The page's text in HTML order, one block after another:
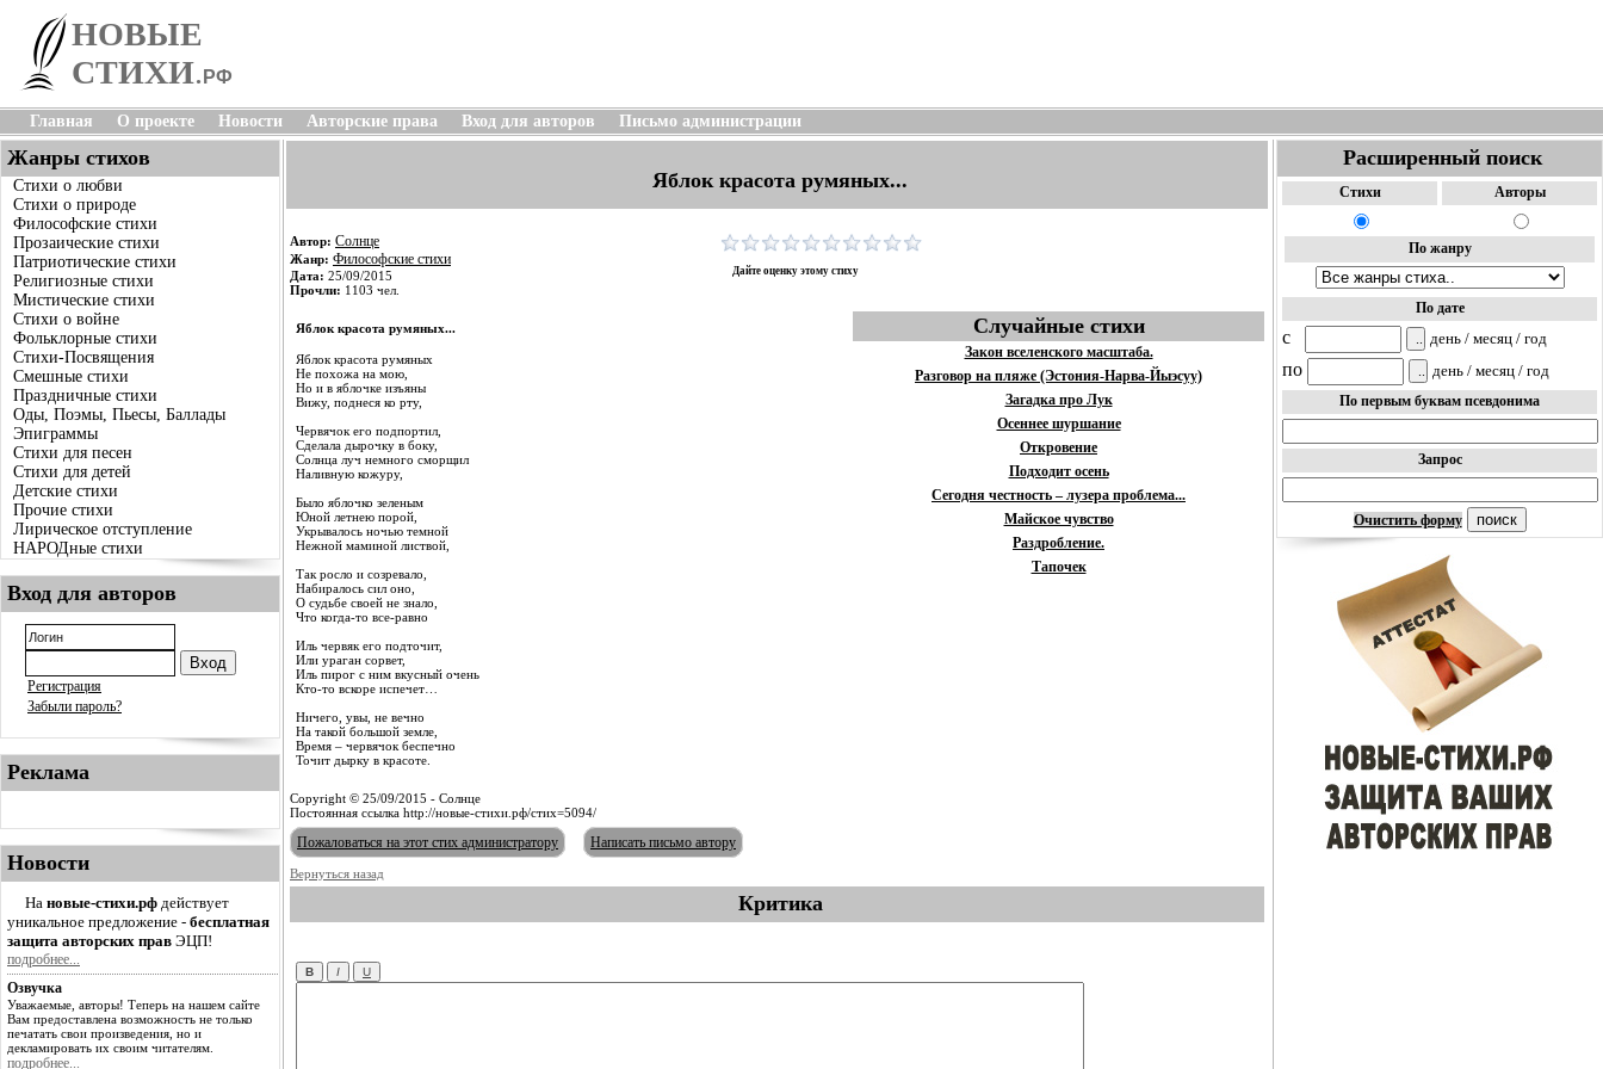
НОВЫЕ
СТИХИ. РФ
Главная О проекте Новости Авторские права Вход для авторов Письмо администрации
Жанры стихов
Стихи о любви
Стихи о природе
Философские стихи
Прозаические стихи
Патриотические стихи
Религиозные стихи
Мистические стихи
Стихи о войне
Фольклорные стихи
Стихи-Посвящения
Смешные стихи
Праздничные стихи
Оды, Поэмы, Пьесы, Баллады
Эпиграммы
Стихи для песен
Стихи для детей
Детские стихи
Прочие стихи
Лирическое отступление
НАРОДные стихи
Вход для авторов
Регистрация
Забыли пароль?
Реклама
Новости
На новые-стихи.рф действует
уникальное предложение - бесплатная
защита авторских прав ЭЦП!
подробнее...
Озвучка
Уважаемые, авторы! Теперь на нашем сайте
Вам предоставлена возможность не только
печатать свои произведения, но и
декламировать их своим читателям.
подробнее...
Яблок красота румяных...
Автор: Солнце
Жанр: Философские стихи
Дата: 25/09/2015
Прочли: 1103 чел.
Дайте оценку этому стиху
Яблок красота румяных...
Яблок красота румяных
Не похожа на мою,
Но и в яблочке изъяны
Вижу, поднеся ко рту,
Червячок его подпортил,
Сделала дырочку в боку,
Солнца луч немного сморщил
Наливную кожуру,
Было яблочко зеленым
Юной летнею порой,
Укрывалось ночью темной
Нежной маминой листвой,
Так росло и созревало,
Набиралось сил оно,
О судьбе своей не знало,
Что когда-то все-равно
Иль червяк его подточит,
Или ураган сорвет,
Иль пирог с ним вкусный очень
Кто-то вскоре испечет…
Ничего, увы, не вечно
На такой большой земле,
Время – червячок беспечно
Точит дырку в красоте.
Случайные стихи
Закон вселенского масштаба.
Разговор на пляже (Эстония-Нарва-Йыэсуу)
Загадка про Лук
Осеннее шуршание
Откровение
Подходит осень
Сегодня честность – лузера проблема...
Майское чувство
Раздробление.
Тапочек
Copyright © 25/09/2015 - Солнце
Постоянная ссылка http://новые-стихи.рф/стих=5094/
Пожаловаться на этот стих администратору Написать письмо автору
Вернуться назад
Критика
Расширенный поиск
Стихи Авторы
По жанру
По дате
c день / месяц / год
по день / месяц / год
По первым буквам псевдонима
Запрос
Очистить форму